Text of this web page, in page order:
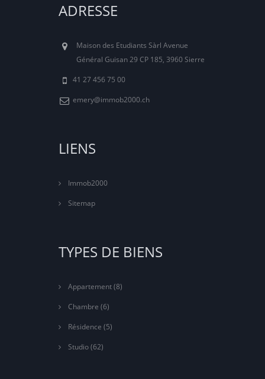
ADRESSE
Maison des Etudiants Sàrl Avenue
Général Guisan 29 CP 185, 3960 Sierre
41 27 456 75 00
emery@immob2000.ch
LIENS
Immob2000
Sitemap
TYPES DE BIENS
Appartement(8)
Chambre (6)
Résidence (5)
Studio(62)